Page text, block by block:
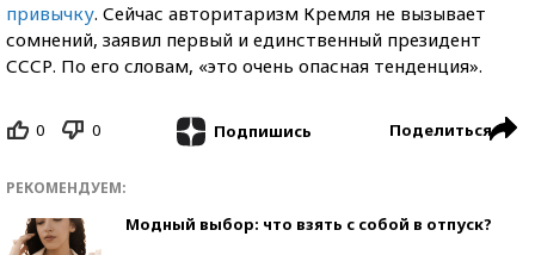
привычку. Сейчас авторитаризм Кремля не вызывает
сомнений, заявил первый и единственный президент
СССР. По его словам, «это очень опасная тенденция».
0 0 Подпишись Поделиться
РЕКОМЕНДУЕМ:
Модный выбор: что взять с собой в отпуск?